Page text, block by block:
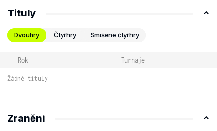
Tituly
Dvouhry Čtyřhry Smíšené čtyřhry
Rok Turnaje
Žádné tituly
Zranění